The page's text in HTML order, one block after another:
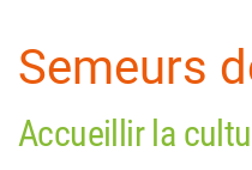
Semeurs
Accueillir la